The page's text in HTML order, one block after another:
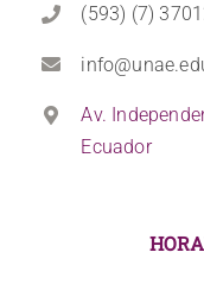
(593) (7)
Av.
Ecuador